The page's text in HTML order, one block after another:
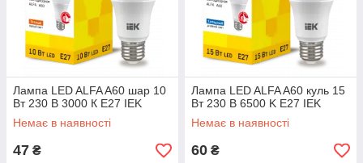
Лампа LED ALFA A60 шар 10
Вт 230 В 3000 К E27 IEK
Немає в наявності
47 ₴
Лампа LED ALFA A60 куль 15
Вт 230 В 6500 K E27 IEK
Немає в наявності
60 ₴